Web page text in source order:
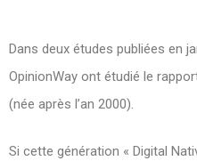
Dans deux études publiées en
OpinionWay ont étudié le
(née après l’an 2000).
Si cette génération « Digital